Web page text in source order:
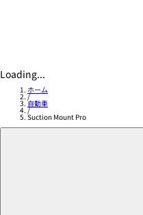
Loading...
ホーム
/
自動車
/
Suction Mount Pro